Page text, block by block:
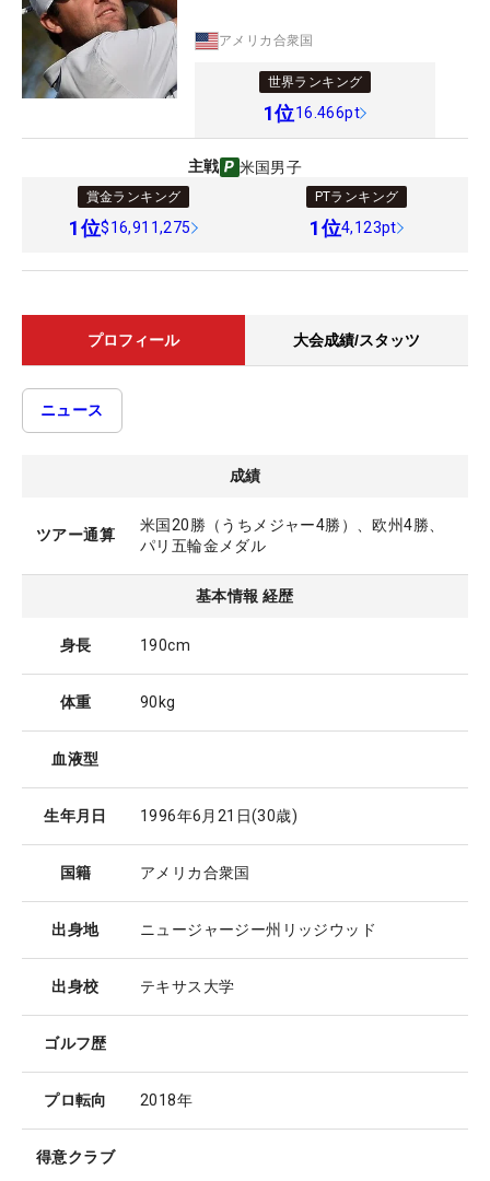
アメリカ合衆国
世界ランキング
1位16.466pt
主戦 米国男子
賞金ランキング
1位$16,911,275
PTランキング
1位4,123pt
プロフィール 大会成績/スタッツ
ニュース
成績
ツアー通算
米国20勝（うちメジャー4勝）、欧州4勝、
パリ五輪金メダル
基本情報 経歴
身長 190cm
体重 90kg
血液型
生年月日 1996年6月21日(30歳)
国籍 アメリカ合衆国
出身地 ニュージャージー州リッジウッド
出身校 テキサス大学
ゴルフ歴
プロ転向 2018年
得意クラブ